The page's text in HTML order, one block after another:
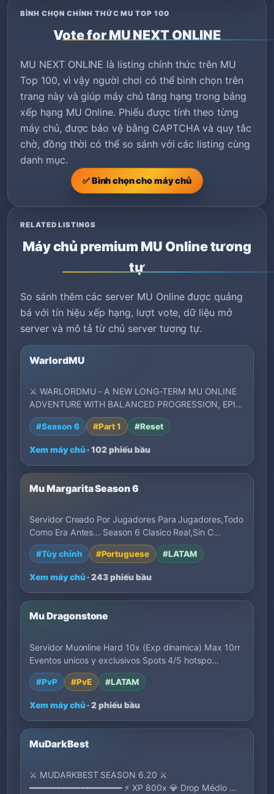
BÌNH CHỌN CHÍNH THỨC MU TOP 100
Vote for MU NEXT ONLINE
MU NEXT ONLINE là listing chính thức trên MU
Top 100, vì vậy người chơi có thể bình chọn trên
trang này và giúp máy chủ tăng hạng trong bảng
xếp hạng MU Online. Phiếu được tính theo từng
máy chủ, được bảo vệ bằng CAPTCHA và quy tắc
chờ, đồng thời có thể so sánh với các listing cùng
danh mục.
✅ Bình chọn cho máy chủ
RELATED LISTINGS
Máy chủ premium MU Online tương
tự
So sánh thêm các server MU Online được quảng
bá với tín hiệu xếp hạng, lượt vote, dữ liệu mở
server và mô tả từ chủ server tương tự.
WarlordMU
⚔️ WARLORDMU - A NEW LONG-TERM MU ONLINE
ADVENTURE WITH BALANCED PROGRESSION, EPIC
BATTLES, POW…
#Season 6 #Part 1 #Reset
Xem máy chủ· 102 phiếu bầu
Mu Margarita Season 6
Servidor Creado Por Jugadores Para Jugadores,Todo
Como Era Antes... Season 6 Clasico Real,Sin C…
#Tùy chỉnh #Portuguese #LATAM
Xem máy chủ· 243 phiếu bầu
Mu Dragonstone
Servidor Muonline Hard 10x (Exp dinamica) Max 10rr
Eventos unicos y exclusivos Spots 4/5 hotspo…
#PvP #PvE #LATAM
Xem máy chủ· 2 phiếu bầu
MuDarkBest
⚔ MUDARKBEST SEASON 6.20 ⚔
━━━━━━━━━━━━━━━━━━━ ⚡ XP 800x 💎 Drop Médio 🔄